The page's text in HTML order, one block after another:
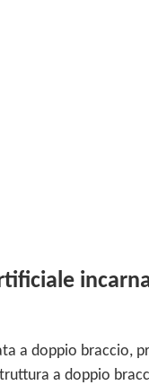
a doppio braccio,
a doppio